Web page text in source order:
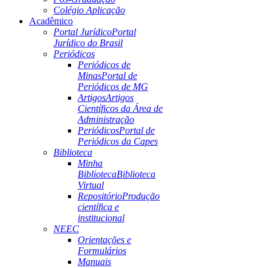
Colégio Aplicação
Acadêmico
Portal JurídicoPortal
Jurídico do Brasil
Periódicos
Periódicos de
MinasPortal de
Periódicos de MG
ArtigosArtigos
Científicos da Área de
Administração
PeriódicosPortal de
Periódicos da Capes
Biblioteca
Minha
BibliotecaBiblioteca
Virtual
RepositórioProdução
científica e
institucional
NEEC
Orientações e
Formulários
Manuais